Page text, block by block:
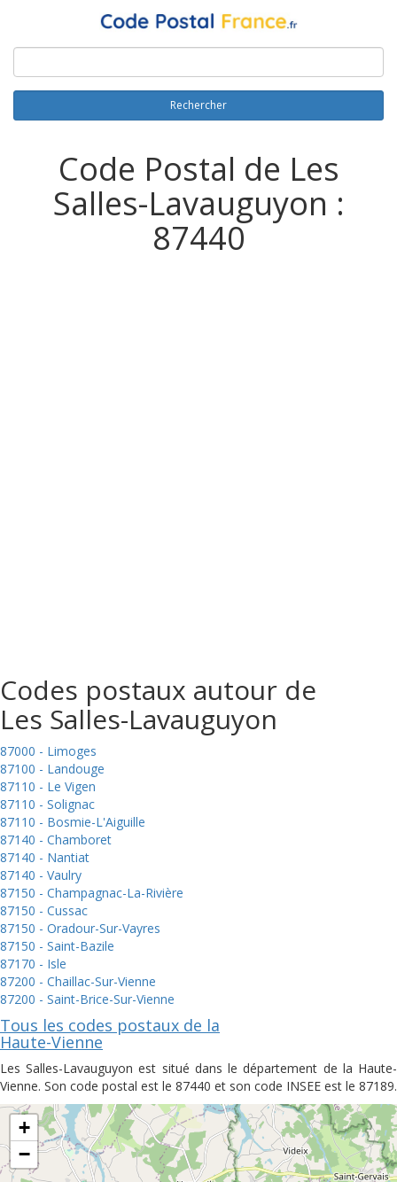
Rechercher
Code Postal de Les
Salles-Lavauguyon :
87440
Codes postaux autour de
Les Salles-Lavauguyon
87000 - Limoges
87100 - Landouge
87110 - Le Vigen
87110 - Solignac
87110 - Bosmie-L'Aiguille
87140 - Chamboret
87140 - Nantiat
87140 - Vaulry
87150 - Champagnac-La-Rivière
87150 - Cussac
87150 - Oradour-Sur-Vayres
87150 - Saint-Bazile
87170 - Isle
87200 - Chaillac-Sur-Vienne
87200 - Saint-Brice-Sur-Vienne
Tous les codes postaux de la
Haute-Vienne
Les Salles-Lavauguyon est situé dans le département de la Haute-
Vienne. Son code postal est le 87440 et son code INSEE est le 87189.
+
−